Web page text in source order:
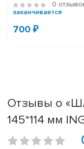
0
заканчивается
700 ₽
Отзывы о
145*114 мм